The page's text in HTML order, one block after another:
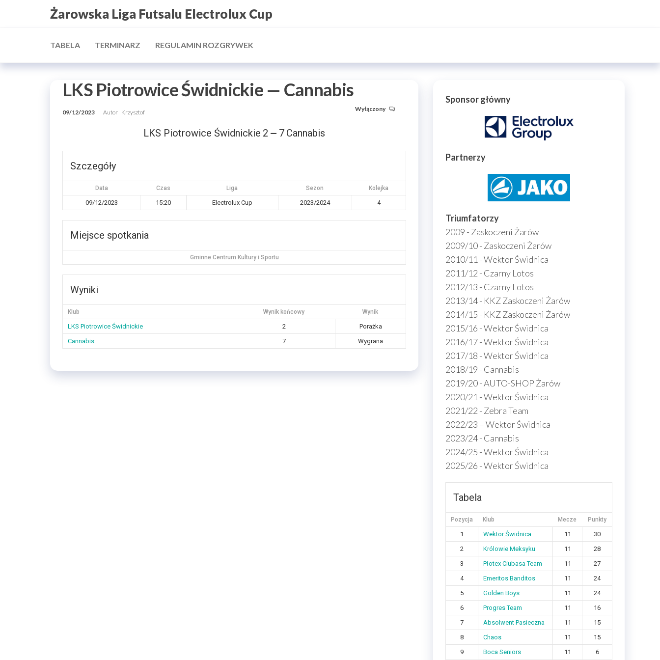
Żarowska Liga Futsalu Electrolux Cup
TABELA TERMINARZ REGULAMIN ROZGRYWEK
LKS Piotrowice Świdnickie — Cannabis
09/12/2023 Autor Krzysztof Wyłączony
LKS Piotrowice Świdnickie 2 — 7 Cannabis
Szczegóły
Data Czas Liga Sezon Kolejka
09/12/2023 15:20 Electrolux Cup 2023/2024 4
Miejsce spotkania
Gminne Centrum Kultury i Sportu
Wyniki
Klub Wynik końcowy Wynik
LKS Piotrowice Świdnickie 2
Porażka
Cannabis
7 Wygrana
Sponsor główny
Partnerzy
Triumfatorzy
2009 - Zaskoczeni Żarów
2009/10 - Zaskoczeni Żarów
2010/11 - Wektor Świdnica
2011/12 - Czarny Lotos
2012/13 - Czarny Lotos
2013/14 - KKZ Zaskoczeni Żarów
2014/15 - KKZ Zaskoczeni Żarów
2015/16 - Wektor Świdnica
2016/17 - Wektor Świdnica
2017/18 - Wektor Świdnica
2018/19 - Cannabis
2019/20 - AUTO-SHOP Żarów
2020/21 - Wektor Świdnica
2021/22 - Zebra Team
2022/23 – Wektor Świdnica
2023/24 - Cannabis
2024/25 - Wektor Świdnica
2025/26 - Wektor Świdnica
Tabela
Pozycja Klub Mecze Punkty
1 Wektor Świdnica 11
30
2
Królowie Meksyku 11
28
3
Płotex Ciubasa Team 11
27
4
Emeritos Banditos 11
24
5
Golden Boys 11
24
6
Progres Team 11
16
7
Absolwent Pasieczna 11
15
8
Chaos 11
15
9
Boca Seniors 11 6